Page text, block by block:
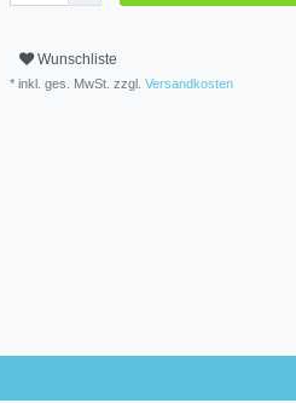
Wunschliste
* inkl. ges. MwSt. zzgl. Versandkosten